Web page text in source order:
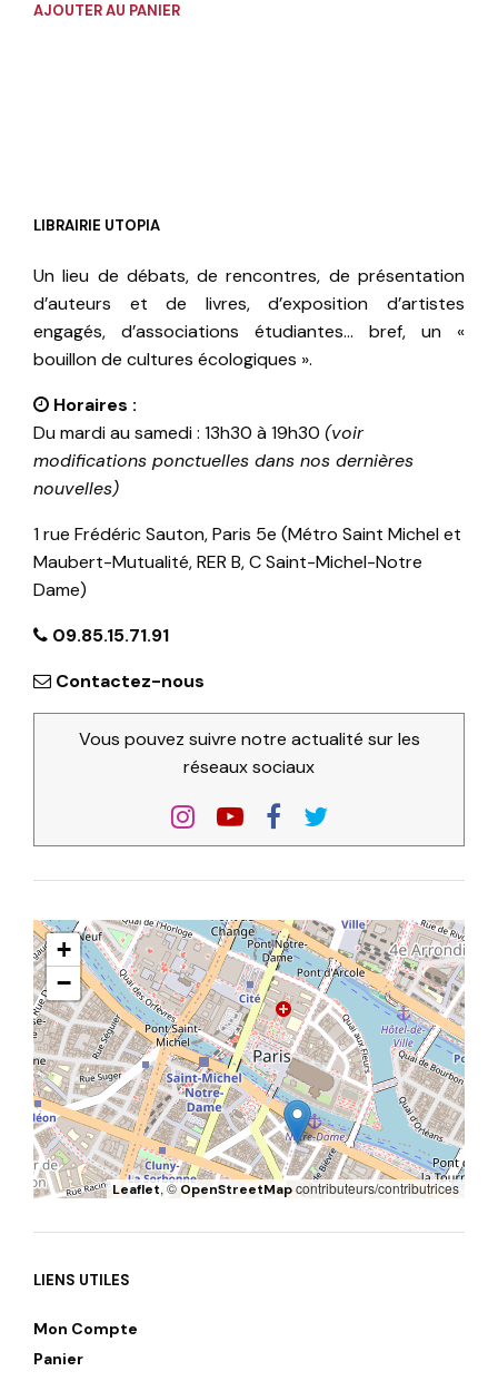
AJOUTER AU PANIER
LIBRAIRIE UTOPIA
Un lieu de débats, de rencontres, de présentation
d’auteurs et de livres, d’exposition d’artistes
engagés, d’associations étudiantes… bref, un «
bouillon de cultures écologiques ».
Horaires :
Du mardi au samedi : 13h30 à 19h30 (voir
modifications ponctuelles dans nos dernières
nouvelles)
1 rue Frédéric Sauton, Paris 5e (Métro Saint Michel et
Maubert-Mutualité, RER B, C Saint-Michel-Notre
Dame)
09.85.15.71.91
Contactez-nous
Vous pouvez suivre notre actualité sur les
réseaux sociaux
+
−
Leaflet, ©OpenStreetMapcontributeurs/contributrices
LIENS UTILES
Mon Compte
Panier